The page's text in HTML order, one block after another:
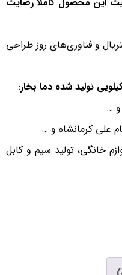
و فناوری‌های روز طراحی
:
…
علی کرمانشاه و …
خانگی، تولید سیم و کابل